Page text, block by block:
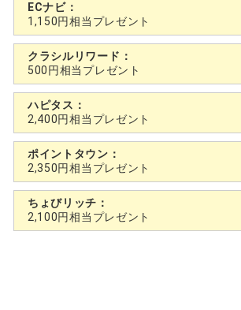
ECナビ：
1,150円相当プレゼント
クラシルリワード：
500円相当プレゼント
ハピタス：
2,400円相当プレゼント
ポイントタウン：
2,350円相当プレゼント
ちょびリッチ：
2,100円相当プレゼント